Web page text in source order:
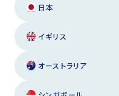
日本
イギリス
オーストラリア